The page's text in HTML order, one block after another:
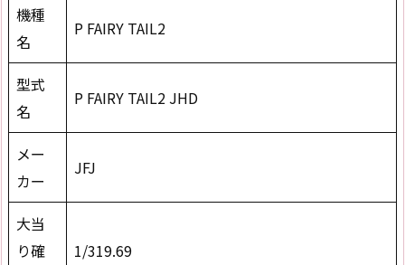
機種
名
P FAIRY TAIL2
型式
名
P FAIRY TAIL2 JHD
メー
カー
JFJ
大当
り確
1/319.69